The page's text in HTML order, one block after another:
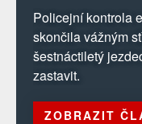
Policejní kontrola
skončila vážným
šestnáctiletý
zastavit.
ZOBRAZIT